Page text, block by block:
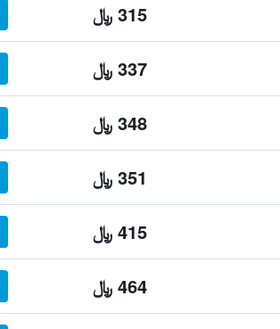
315 ﷼
337 ﷼
348 ﷼
351 ﷼
415 ﷼
464 ﷼